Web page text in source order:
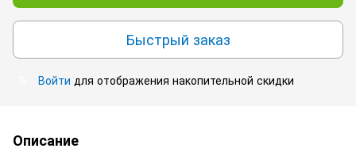
Быстрый заказ
Войти для отображения накопительной скидки
Описание